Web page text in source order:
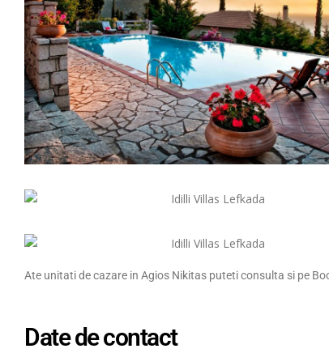
Ate unitati de cazare in Agios Nikitas puteti consulta si pe
Date de contact